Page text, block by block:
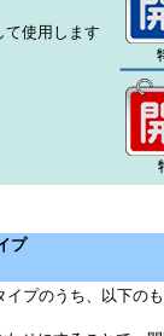
使用します
プ
プのうち、以下の